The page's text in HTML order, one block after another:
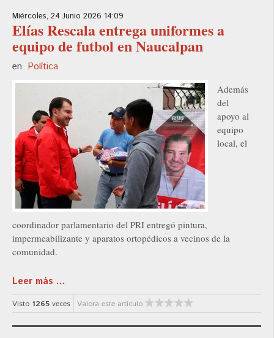
Miércoles, 24 Junio 2026 14:09
Elías Rescala entrega uniformes a
equipo de futbol en Naucalpan
en Política
Además
del
apoyo al
equipo
local, el
coordinador parlamentario del PRI entregó pintura,
impermeabilizante y aparatos ortopédicos a vecinos de la
comunidad.
Leer más ...
Visto 1265 veces Valora este artículo